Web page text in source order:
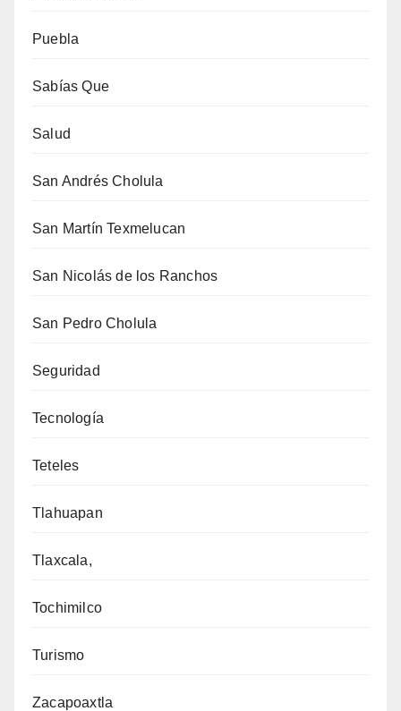
Puebla
Sabías Que
Salud
San Andrés Cholula
San Martín Texmelucan
San Nicolás de los Ranchos
San Pedro Cholula
Seguridad
Tecnología
Teteles
Tlahuapan
Tlaxcala,
Tochimilco
Turismo
Zacapoaxtla